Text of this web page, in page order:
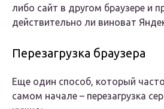
либо сайт в другом браузере и
действительно ли виноват
Перезагрузка браузера
Еще один способ, который
самом начале – перезагрузка